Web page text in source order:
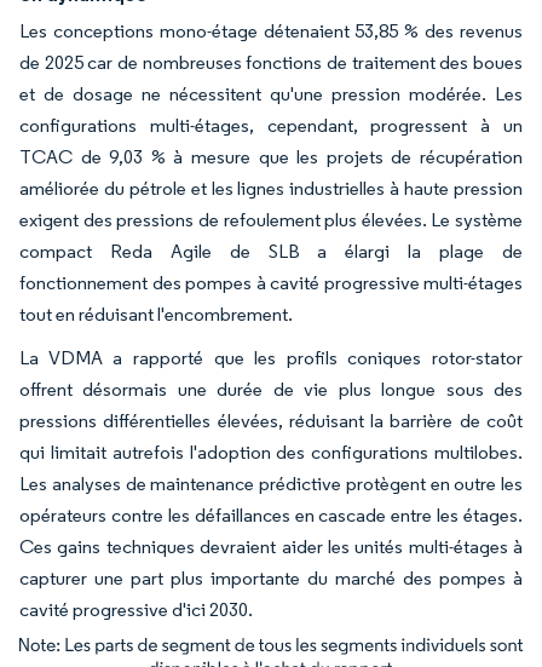
Les conceptions mono-étage détenaient 53,85 % des revenus
de 2025 car de nombreuses fonctions de traitement des boues
et de dosage ne nécessitent qu'une pression modérée. Les
configurations multi-étages, cependant, progressent à un
TCAC de 9,03 % à mesure que les projets de récupération
améliorée du pétrole et les lignes industrielles à haute pression
exigent des pressions de refoulement plus élevées. Le système
compact Reda Agile de SLB a élargi la plage de
fonctionnement des pompes à cavité progressive multi-étages
tout en réduisant l'encombrement.
La VDMA a rapporté que les profils coniques rotor-stator
offrent désormais une durée de vie plus longue sous des
pressions différentielles élevées, réduisant la barrière de coût
qui limitait autrefois l'adoption des configurations multilobes.
Les analyses de maintenance prédictive protègent en outre les
opérateurs contre les défaillances en cascade entre les étages.
Ces gains techniques devraient aider les unités multi-étages à
capturer une part plus importante du marché des pompes à
cavité progressive d'ici 2030.
Image © Mordor Intelligence. La réutilisation nécessite une attribution sous CC BY